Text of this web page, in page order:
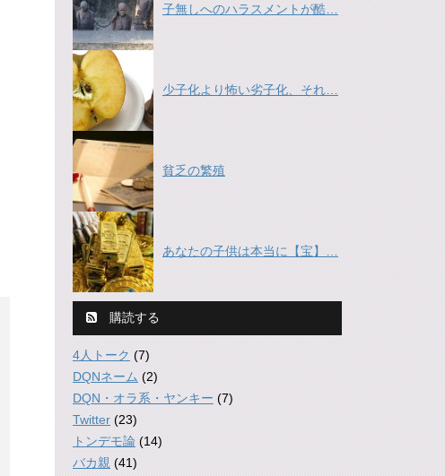
子無しへのハラスメントが酷…
少子化より怖い劣子化、それ…
貧乏の繁殖
あなたの子供は本当に【宝】…
購読する
4人トーク (7)
DQNネーム (2)
DQN・オラ系・ヤンキー (7)
Twitter (23)
トンデモ論 (14)
バカ親 (41)